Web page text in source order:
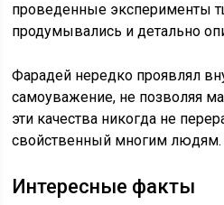
проведенные эксперименты
продумывались и детально
Фарадей нередко проявлял
самоуважение, не позволяя
эти качества никогда не
свойственный многим людям.
Интересные факты